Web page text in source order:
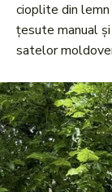
cioplite din lemn
țesute manual
satelor